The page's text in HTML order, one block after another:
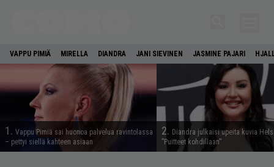
VAPPU PIMIÄ MIRELLA DIANDRA JANI SIEVINEN JASMINE PAJARI
1. Vappu Pimiä sai huonoa palvelua ravintolassa
– pettyi siellä kahteen asiaan
2. Diandra julkaisi upeita kuvia
”Puitteet kohdillaan”